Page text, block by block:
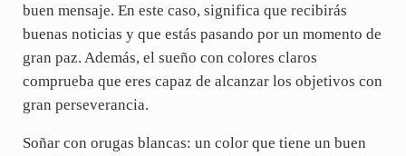
buen mensaje. En este caso, significa que recibirás
buenas noticias y que estás pasando por un momento de
gran paz. Además, el sueño con colores claros
comprueba que eres capaz de alcanzar los objetivos con
gran perseverancia.
Soñar con orugas blancas: un color que tiene un buen